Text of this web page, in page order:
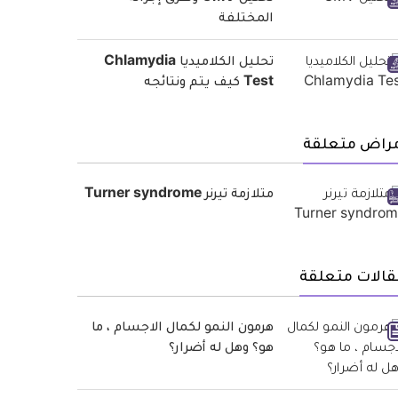
المختلفة
تحليل الكلاميديا Chlamydia
Test كيف يتم ونتائجه
متعلقة
متلازمة تيرنر Turner syndrome
متعلقة
هرمون النمو لكمال الاجسام ، ما
هو؟ وهل له أضرار؟